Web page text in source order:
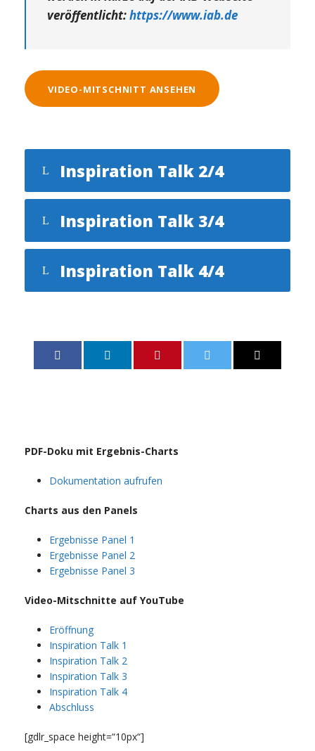
veröffentlicht:https://www.iab.de
VIDEO-MITSCHNITT ANSEHEN
Inspiration Talk 2/4
Inspiration Talk 3/4
Inspiration Talk 4/4
PDF-Doku mit Ergebnis-Charts
Dokumentation aufrufen
Charts aus den Panels
Ergebnisse Panel 1
Ergebnisse Panel 2
Ergebnisse Panel 3
Video-Mitschnitte auf YouTube
Eröffnung
Inspiration Talk 1
Inspiration Talk 2
Inspiration Talk 3
Inspiration Talk 4
Abschluss
[gdlr_space height=“10px“]